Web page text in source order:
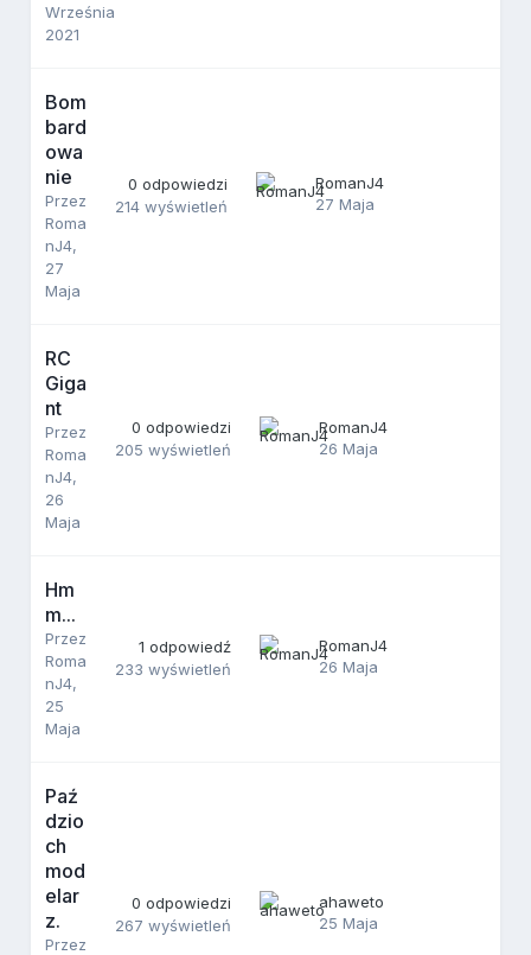
Września
2021
Bom
bard
owa
nie
Przez
Roma
nJ4,
27
Maja
0 odpowiedzi
214 wyświetleń
RomanJ4
27 Maja
RC
Giga
nt
Przez
Roma
nJ4,
26
Maja
0 odpowiedzi
205 wyświetleń
RomanJ4
26 Maja
Hm
m...
Przez
Roma
nJ4,
25
Maja
1 odpowiedź
233 wyświetleń
RomanJ4
26 Maja
Paź
dzio
ch
mod
elar
z.
Przez
0 odpowiedzi
267 wyświetleń
ahaweto
25 Maja